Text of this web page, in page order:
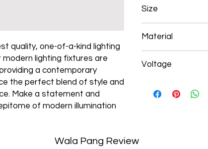
quality, one-of-a-kind lighting
modern lighting fixtures are
a contemporary
the perfect blend of style and
Make a statement and
of modern illumination
Size
Material
Voltage
Wala Pang Review